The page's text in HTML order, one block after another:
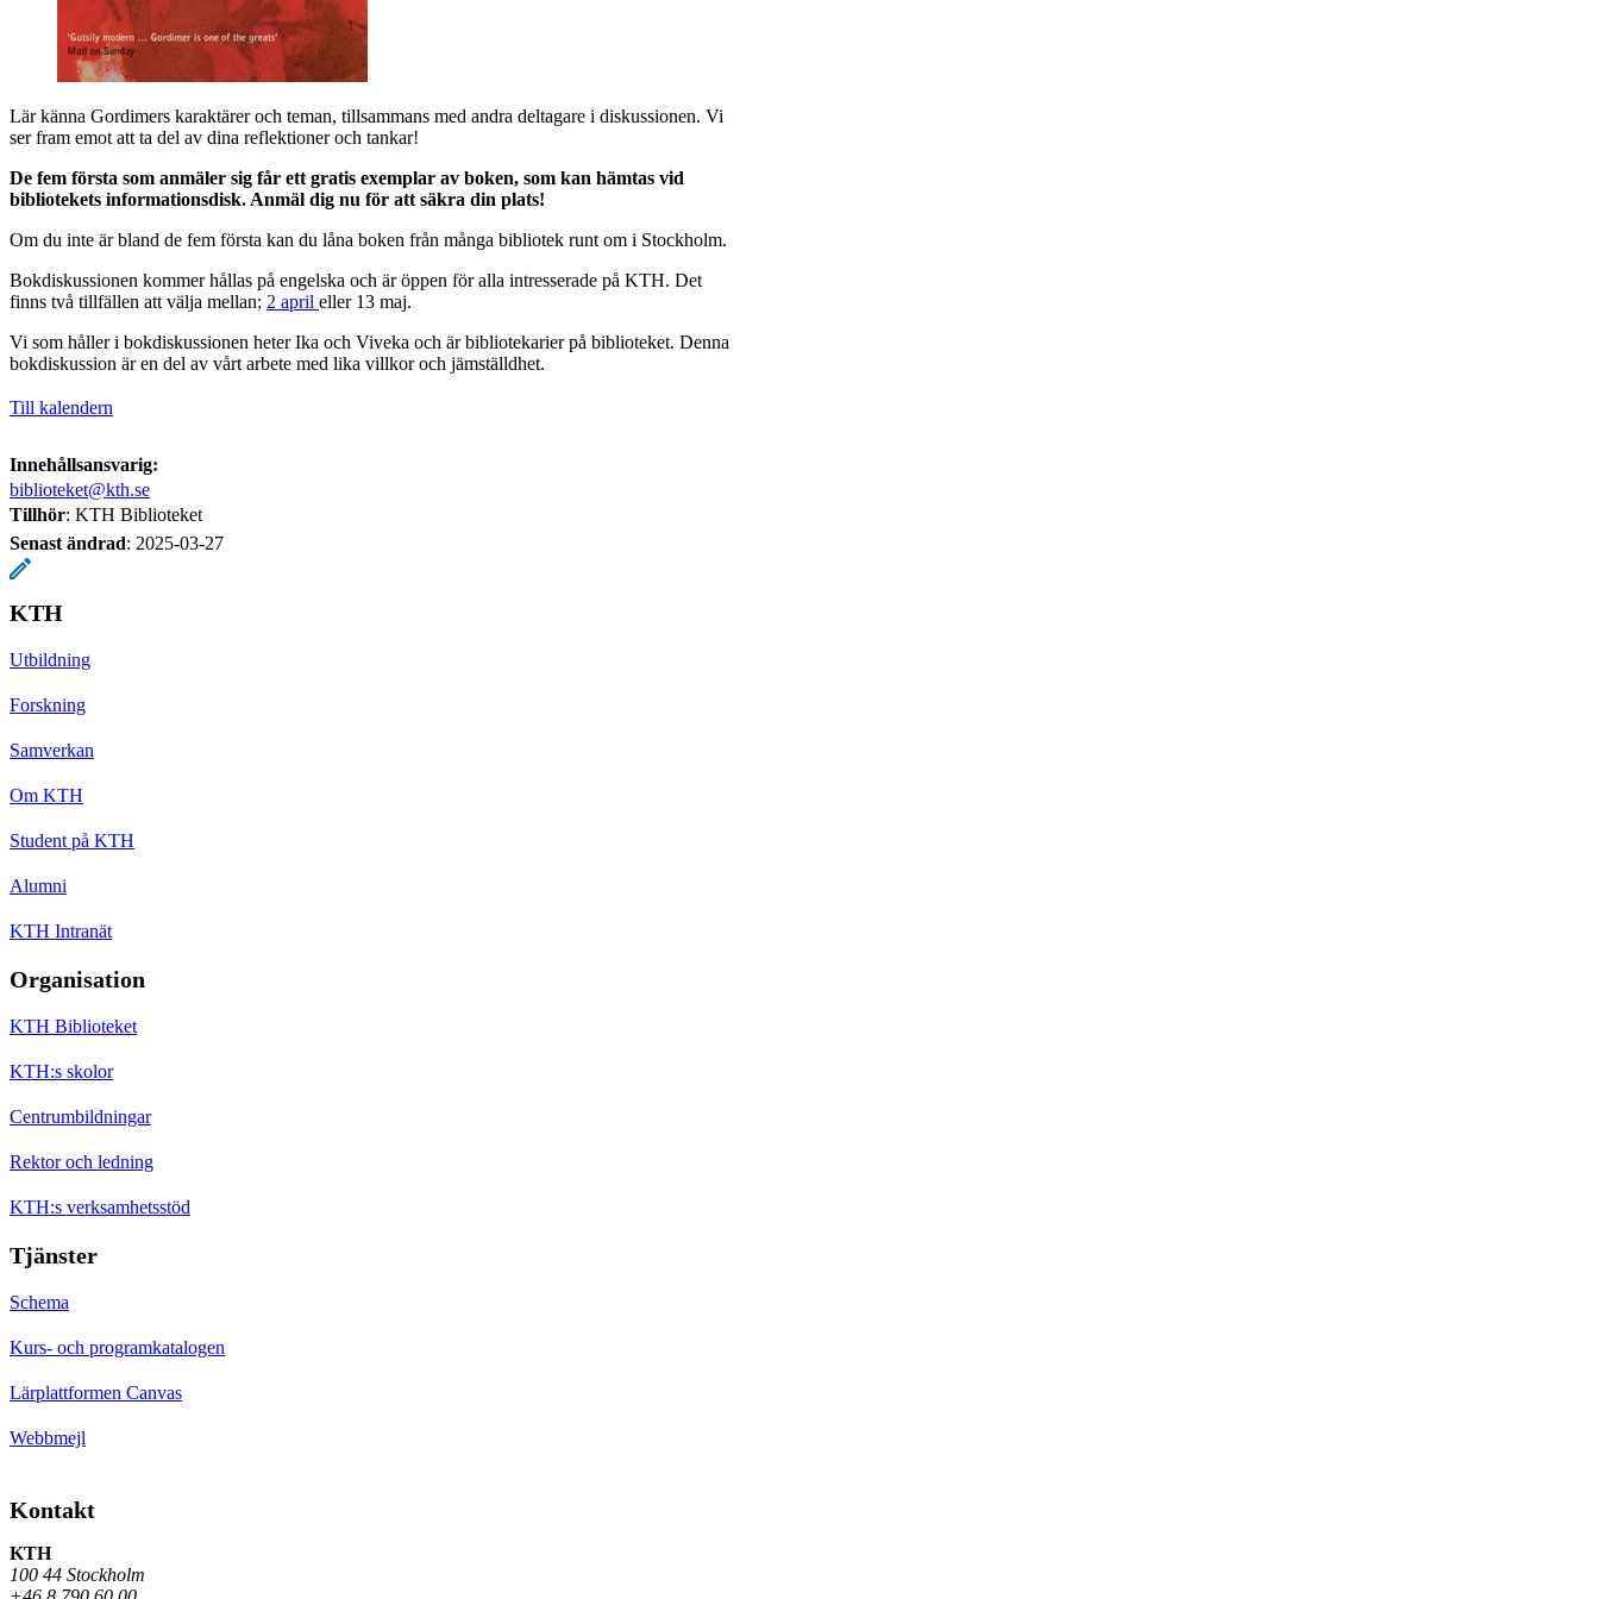
Lär känna Gordimers karaktärer och teman, tillsammans med andra deltagare i diskussionen. Vi
ser fram emot att ta del av dina reflektioner och tankar!
De fem första som anmäler sig får ett gratis exemplar av boken, som kan hämtas vid
bibliotekets informationsdisk. Anmäl dig nu för att säkra din plats!
Om du inte är bland de fem första kan du låna boken från många bibliotek runt om i Stockholm.
Bokdiskussionen kommer hållas på engelska och är öppen för alla intresserade på KTH. Det
finns två tillfällen att välja mellan; 2 april eller 13 maj.
Vi som håller i bokdiskussionen heter Ika och Viveka och är bibliotekarier på biblioteket. Denna
bokdiskussion är en del av vårt arbete med lika villkor och jämställdhet.
Till kalendern
Innehållsansvarig:
biblioteket@kth.se
Tillhör: KTH Biblioteket
Senast ändrad: 2025-03-27
KTH
Utbildning
Forskning
Samverkan
Om KTH
Student på KTH
Alumni
KTH Intranät
Organisation
KTH Biblioteket
KTH:s skolor
Centrumbildningar
Rektor och ledning
KTH:s verksamhetsstöd
Tjänster
Schema
Kurs- och programkatalogen
Lärplattformen Canvas
Webbmejl
Kontakt
KTH
100 44 Stockholm